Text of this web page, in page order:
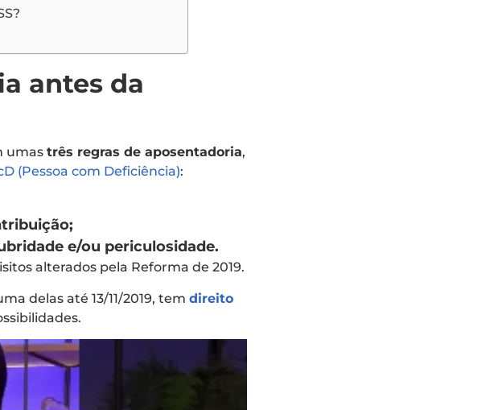
antes da
umas três regras de aposentadoria,
(Pessoa com Deficiência):
e/ou periculosidade.
alterados pela Reforma de 2019.
delas até 13/11/2019, tem direito